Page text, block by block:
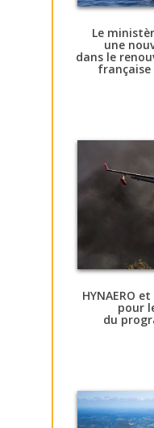
Le
une
dans le
française
HYNAERO
pour
du